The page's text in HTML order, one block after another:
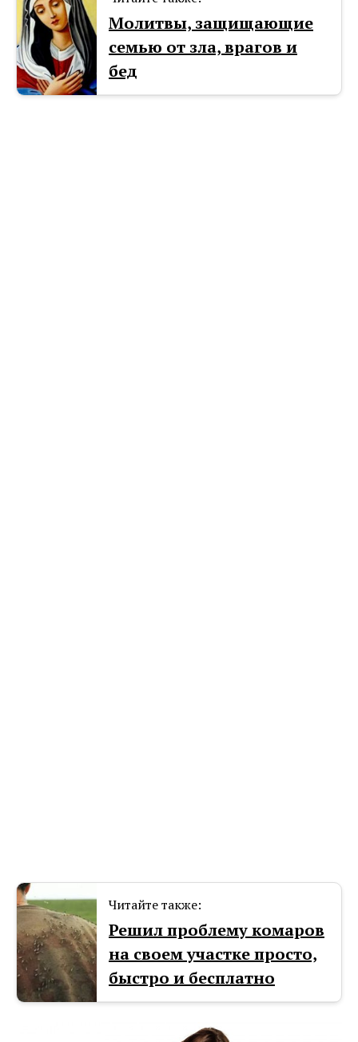
Молитвы, защищающие
семью от зла, врагов и
бед
Читайте также:
Решил проблему комаров
на своем участке просто,
быстро и бесплатно